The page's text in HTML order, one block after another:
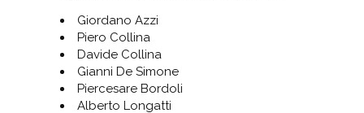
Giordano Azzi
Piero Collina
Davide Collina
Gianni De Simone
Piercesare Bordoli
Alberto Longatti